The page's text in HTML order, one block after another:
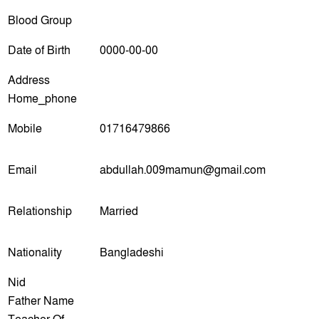
Blood Group
Date of Birth
0000-00-00
Address
Home_phone
Mobile
01716479866
Email abdullah.009mamun@gmail.com
Relationship Married
Nationality
Bangladeshi
Nid
Father Name